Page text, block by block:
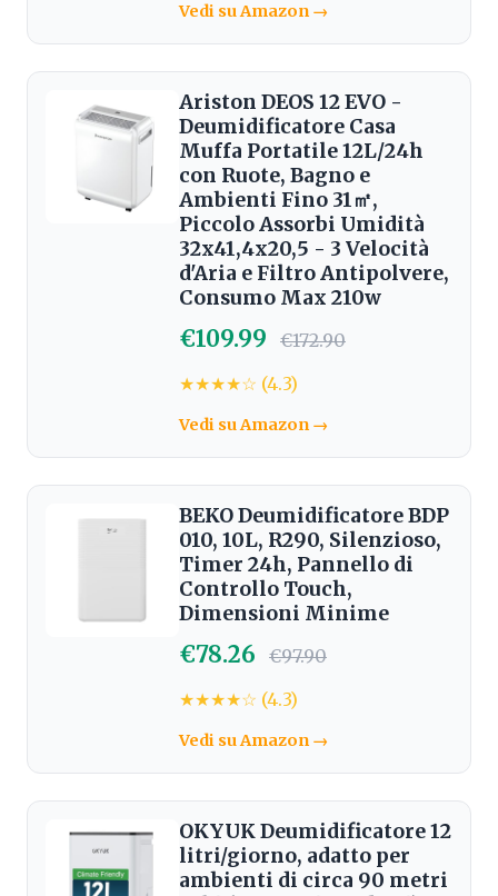
Vedi su Amazon →
Ariston DEOS 12 EVO -
Deumidificatore Casa
Muffa Portatile 12L/24h
con Ruote, Bagno e
Ambienti Fino 31㎡,
Piccolo Assorbi Umidità
32x41,4x20,5 - 3 Velocità
d'Aria e Filtro Antipolvere,
Consumo Max 210w
€109.99
€172.90
★★★★☆ (4.3)
Vedi su Amazon →
BEKO Deumidificatore BDP
010, 10L, R290, Silenzioso,
Timer 24h, Pannello di
Controllo Touch,
Dimensioni Minime
€78.26
€97.90
★★★★☆ (4.3)
Vedi su Amazon →
OKYUK Deumidificatore 12
litri/giorno, adatto per
ambienti di circa 90 metri